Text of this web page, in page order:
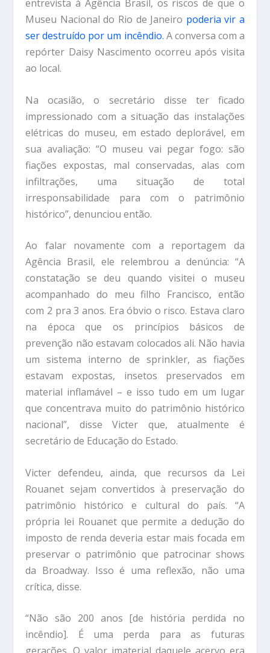
entrevista à Agência Brasil, os riscos de que o
Museu Nacional do Rio de Janeiro poderia vir a
ser destruído por um incêndio. A conversa com a
repórter Daisy Nascimento ocorreu após visita
ao local.
Na ocasião, o secretário disse ter ficado
impressionado com a situação das instalações
elétricas do museu, em estado deplorável, em
sua avaliação: “O museu vai pegar fogo: são
fiações expostas, mal conservadas, alas com
infiltrações, uma situação de total
irresponsabilidade para com o patrimônio
histórico”, denunciou então.
Ao falar novamente com a reportagem da
Agência Brasil, ele relembrou a denúncia: “A
constatação se deu quando visitei o museu
acompanhado do meu filho Francisco, então
com 2 pra 3 anos. Era óbvio o risco. Estava claro
na época que os princípios básicos de
prevenção não estavam colocados ali. Não havia
um sistema interno de sprinkler, as fiações
estavam expostas, insetos preservados em
material inflamável – e isso tudo em um lugar
que concentrava muito do patrimônio histórico
nacional”, disse Victer que, atualmente é
secretário de Educação do Estado.
Victer defendeu, ainda, que recursos da Lei
Rouanet sejam convertidos à preservação do
patrimônio histórico e cultural do país. “A
própria lei Rouanet que permite a dedução do
imposto de renda deveria estar mais focada em
preservar o patrimônio que patrocinar shows
da Broadway. Isso é uma reflexão, não uma
crítica, disse.
“Não são 200 anos [de história perdida no
incêndio]. É uma perda para as futuras